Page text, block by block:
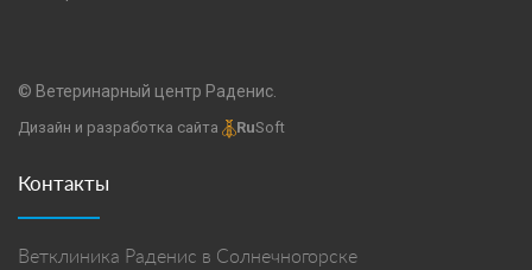
© Ветеринарный центр Раденис.
Дизайн и разработка сайта RuSoft
Контакты
Ветклиника Раденис в Солнечногорске